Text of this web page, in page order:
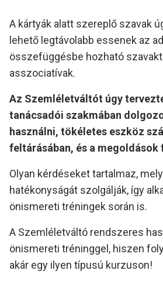
A kártyák alatt szereplő szavak
lehető legtávolabb essenek az
összefüggésbe hozható
asszociatívak.
Az Szemléletváltót úgy
tanácsadói szakmában
használni, tökéletes eszköz
feltárásában, és a megoldások
Olyan kérdéseket tartalmaz,
hatékonyságát szolgálják, így
önismereti tréningek során is.
A Szemléletváltó rendszeres
önismereti tréninggel, hiszen
akár egy ilyen típusú kurzuson!